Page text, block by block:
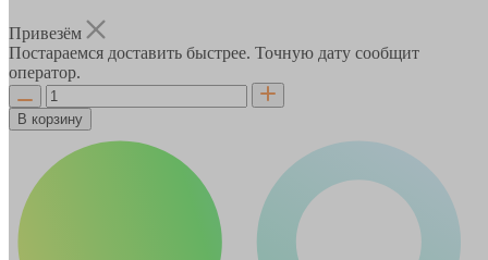
Привезём
Постараемся доставить быстрее. Точную дату сообщит
оператор.
В корзину